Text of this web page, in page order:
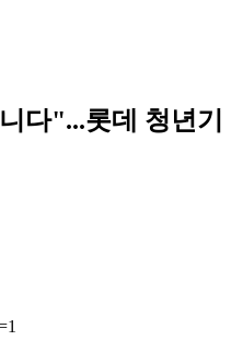
다"...롯데 청년기